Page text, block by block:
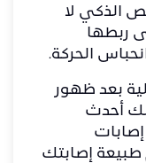
الذكي لا
ربطها
الحركة.
بعد ظهور
لك أحدث
إصابات
إصابتك